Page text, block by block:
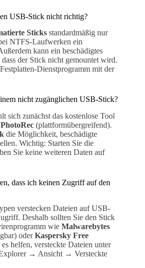
USB-Stick nicht richtig?
Sticks standardmäßig nur
NTFS-Laufwerken ein
kann ein beschädigtes
der Stick nicht gemountet wird.
Dienstprogramm mit der
nicht zugänglichen USB-Stick?
sich zunächst das kostenlose Tool
PhotoRec (plattformübergreifend).
die Möglichkeit, beschädigte
Wichtig: Starten Sie die
Sie keine weiteren Daten auf
dass ich keinen Zugriff auf den
verstecken Dateien auf USB-
Deshalb sollten Sie den Stick
wie Malwarebytes
oderKaspersky Free
helfen, versteckte Dateien unter
→ Ansicht → Versteckte